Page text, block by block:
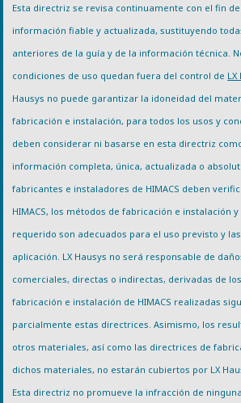
Esta directriz se revisa continuamente con el fin
información fiable y actualizada, sustituyendo
anteriores de la guía y de la información técnica.
condiciones de uso quedan fuera del control de LX
Hausys no puede garantizar la idoneidad del
fabricación e instalación, para todos los usos y
deben considerar ni basarse en esta directriz
información completa, única, actualizada o
fabricantes e instaladores de HIMACS deben
HIMACS, los métodos de fabricación e instalación
requerido son adecuados para el uso previsto y
aplicación. LX Hausys no será responsable de
comerciales, directas o indirectas, derivadas de
fabricación e instalación de HIMACS realizadas
parcialmente estas directrices. Asimismo, los
otros materiales, así como las directrices de
dichos materiales, no estarán cubiertos por LX
Esta directriz no promueve la infracción de